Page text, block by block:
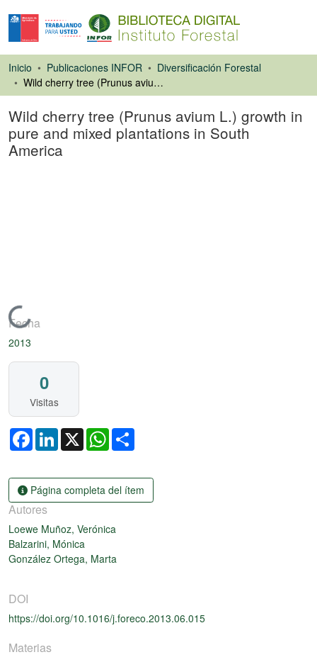
Inicio Publicaciones INFOR
Diversificación Forestal
Wild cherry tree (Prunus avium L.) growth in pure and mixed plantations in South America
Wild cherry tree (Prunus avium L.) growth in
pure and mixed plantations in South
America
Cargando...
Fecha
2013
0
Visitas
FacebookLinkedIn
X WhatsApp
Página completa del ítem
Autores
Loewe Muñoz, Verónica
Balzarini, Mónica
González Ortega, Marta
DOI
https://doi.org/10.1016/j.foreco.2013.06.015
Materias